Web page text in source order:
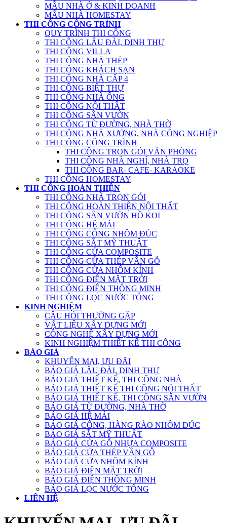
MẪU NHÀ Ở & KINH DOANH
MẪU NHÀ HOMESTAY
THI CÔNG CÔNG TRÌNH
QUY TRÌNH THI CÔNG
THI CÔNG LÂU ĐÀI, DINH THỰ
THI CÔNG VILLA
THI CÔNG NHÀ THÉP
THI CÔNG KHÁCH SẠN
THI CÔNG NHÀ CẤP 4
THI CÔNG BIỆT THỰ
THI CÔNG NHÀ ỐNG
THI CÔNG NỘI THẤT
THI CÔNG SÂN VƯỜN
THI CÔNG TỪ ĐƯỜNG, NHÀ THỜ
THI CÔNG NHÀ XƯỞNG, NHÀ CÔNG NGHIỆP
THI CÔNG CÔNG TRÌNH
THI CÔNG TRỌN GÓI VĂN PHÒNG
THI CÔNG NHÀ NGHỈ, NHÀ TRỌ
THI CÔNG BAR- CAFE- KARAOKE
THI CÔNG HOMESTAY
THI CÔNG HOÀN THIỆN
THI CÔNG NHÀ TRỌN GÓI
THI CÔNG HOÀN THIỆN NỘI THẤT
THI CÔNG SÂN VƯỜN HỒ KOI
THI CÔNG HỆ MÁI
THI CÔNG CỔNG NHÔM ĐÚC
THI CÔNG SẮT MỸ THUẬT
THI CÔNG CỬA COMPOSITE
THI CÔNG CỬA THÉP VÂN GỖ
THI CÔNG CỬA NHÔM KÍNH
THI CÔNG ĐIỆN MẶT TRỜI
THI CÔNG ĐIỆN THÔNG MINH
THI CÔNG LỌC NƯỚC TỔNG
KINH NGHIỆM
CÂU HỎI THƯỜNG GẶP
VẬT LIỆU XÂY DỰNG MỚI
CÔNG NGHỆ XÂY DỰNG MỚI
KINH NGHIỆM THIẾT KẾ THI CÔNG
BÁO GIÁ
KHUYẾN MẠI, ƯU ĐÃI
BÁO GIÁ LÂU ĐÀI, DINH THỰ
BÁO GIÁ THIẾT KẾ, THI CÔNG NHÀ
BÁO GIÁ THIẾT KẾ THI CÔNG NỘI THẤT
BÁO GIÁ THIẾT KẾ, THI CÔNG SÂN VƯỜN
BÁO GIÁ TỪ ĐƯỜNG, NHÀ THỜ
BÁO GIÁ HỆ MÁI
BÁO GIÁ CỔNG, HÀNG RÀO NHÔM ĐÚC
BÁO GIÁ SẮT MỸ THUẬT
BÁO GIÁ CỬA GỖ NHỰA COMPOSITE
BÁO GIÁ CỬA THÉP VÂN GỖ
BÁO GIÁ CỬA NHÔM KÍNH
BÁO GIÁ ĐIỆN MẶT TRỜI
BÁO GIÁ ĐIỆN THÔNG MINH
BÁO GIÁ LỌC NƯỚC TỔNG
LIÊN HỆ